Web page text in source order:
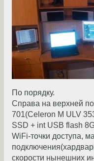
По порядку.
Справа на верхней
701(Celeron M ULV
SSD + int USB flash
WiFi-точки доступа,
скорости нынешних